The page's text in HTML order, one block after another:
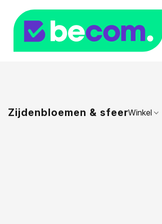
Zijdenbloemen & sfeerWinkel